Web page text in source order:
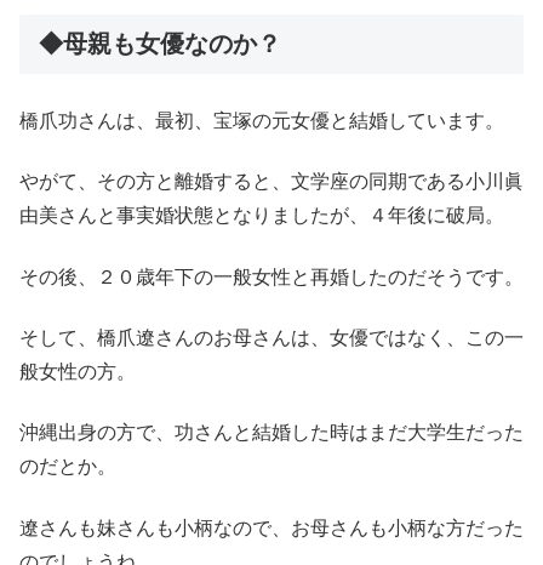
◆母親も女優なのか？
橋爪功さんは、最初、宝塚の元女優と結婚しています。
やがて、その方と離婚すると、文学座の同期である小川眞
由美さんと事実婚状態となりましたが、４年後に破局。
その後、２０歳年下の一般女性と再婚したのだそうです。
そして、橋爪遼さんのお母さんは、女優ではなく、この一
般女性の方。
沖縄出身の方で、功さんと結婚した時はまだ大学生だった
のだとか。
遼さんも妹さんも小柄なので、お母さんも小柄な方だった